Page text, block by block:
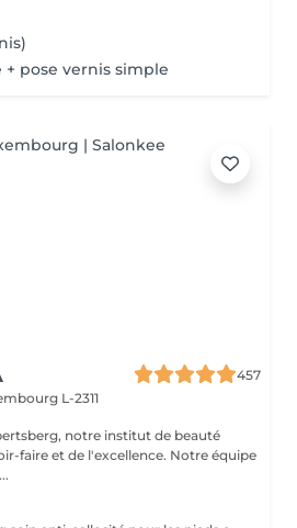
+ pose vernis simple
457
L-2311
notre institut de beauté
et de l'excellence. Notre équipe